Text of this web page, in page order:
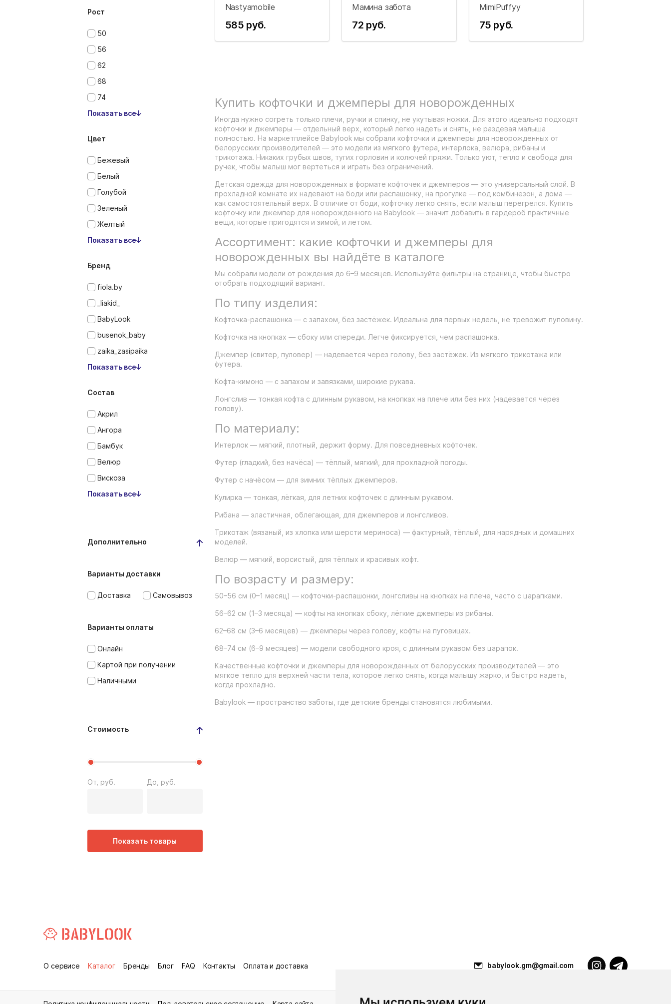
Рост
50
56
62
68
74
Показать все
Цвет
Бежевый
Белый
Голубой
Зеленый
Желтый
Показать все
Бренд
fiola.by
_liakid_
BabyLook
busenok_baby
zaika_zasipaika
Показать все
Состав
Акрил
Ангора
Бамбук
Велюр
Вискоза
Показать все
Дополнительно
Варианты доставки
Доставка Самовывоз
Варианты оплаты
Онлайн
Картой при получении
Наличными
Стоимость
От, руб. До, руб.
Показать товары
Nastyamobile
585 руб.
Мамина забота
72 руб.
MimiPuffyy
75 руб.
Купить кофточки и джемперы для новорожденных
Иногда нужно согреть только плечи, ручки и спинку, не укутывая ножки. Для этого идеально подходят
кофточки и джемперы — отдельный верх, который легко надеть и снять, не раздевая малыша
полностью. На маркетплейсе Babylook мы собрали кофточки и джемперы для новорожденных от
белорусских производителей — это модели из мягкого футера, интерлока, велюра, рибаны и
трикотажа. Никаких грубых швов, тугих горловин и колючей пряжи. Только уют, тепло и свобода для
ручек, чтобы малыш мог вертеться и играть без ограничений.
Детская одежда для новорожденных в формате кофточек и джемперов — это универсальный слой. В
прохладной комнате их надевают на боди или распашонку, на прогулке — под комбинезон, а дома —
как самостоятельный верх. В отличие от боди, кофточку легко снять, если малыш перегрелся. Купить
кофточку или джемпер для новорожденного на Babylook — значит добавить в гардероб практичные
вещи, которые пригодятся и зимой, и летом.
Ассортимент: какие кофточки и джемперы для
новорожденных вы найдёте в каталоге
Мы собрали модели от рождения до 6–9 месяцев. Используйте фильтры на странице, чтобы быстро
отобрать подходящий вариант.
По типу изделия:
Кофточка-распашонка — с запахом, без застёжек. Идеальна для первых недель, не тревожит пуповину.
Кофточка на кнопках — сбоку или спереди. Легче фиксируется, чем распашонка.
Джемпер (свитер, пуловер) — надевается через голову, без застёжек. Из мягкого трикотажа или
футера.
Кофта-кимоно — с запахом и завязками, широкие рукава.
Лонгслив — тонкая кофта с длинным рукавом, на кнопках на плече или без них (надевается через
голову).
По материалу:
Интерлок — мягкий, плотный, держит форму. Для повседневных кофточек.
Футер (гладкий, без начёса) — тёплый, мягкий, для прохладной погоды.
Футер с начёсом — для зимних тёплых джемперов.
Кулирка — тонкая, лёгкая, для летних кофточек с длинным рукавом.
Рибана — эластичная, облегающая, для джемперов и лонгсливов.
Трикотаж (вязаный, из хлопка или шерсти мериноса) — фактурный, тёплый, для нарядных и домашних
моделей.
Велюр — мягкий, ворсистый, для тёплых и красивых кофт.
По возрасту и размеру:
50–56 см (0–1 месяц) — кофточки-распашонки, лонгсливы на кнопках на плече, часто с царапками.
56–62 см (1–3 месяца) — кофты на кнопках сбоку, лёгкие джемперы из рибаны.
62–68 см (3–6 месяцев) — джемперы через голову, кофты на пуговицах.
68–74 см (6–9 месяцев) — модели свободного кроя, с длинным рукавом без царапок.
Качественные кофточки и джемперы для новорожденных от белорусских производителей — это
мягкое тепло для верхней части тела, которое легко снять, когда малышу жарко, и быстро надеть,
когда прохладно.
Babylook — пространство заботы, где детские бренды становятся любимыми.
О сервисе Каталог Бренды Блог FAQ Контакты Оплата и доставка babylook.gm@gmail.com